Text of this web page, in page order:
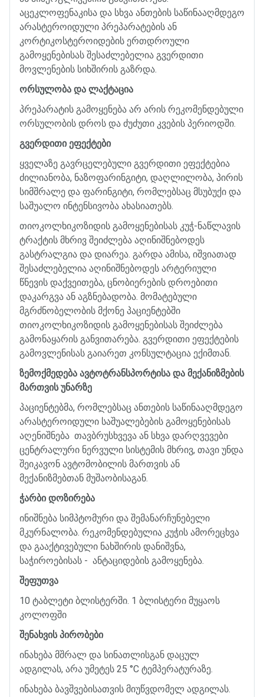
აცეკლოფენაკისა და სხვა ანთების საწინააღმდეგო
არასტეროიდული პრეპარატების ან
კორტიკოსტეროიდების ერთდროული
გამოყენებისას შესაძლებელია გვერდითი
მოვლენების სიხშირის გაზრდა.
ორსულობა და ლაქტაცია
პრეპარატის გამოყენება არ არის რეკომენდებული
ორსულობის დროს და ძუძუთი კვების პერიოდში.
გვერდითი ეფექტები
ყველაზე გავრცელებული გვერდითი ეფექტებია
ძილიანობა, ნაზოფარინგიტი, დაღლილობა, პირის
სიმშრალე და ფარინგიტი, რომლებსაც მსუბუქი და
საშუალო ინტენსივობა ახასიათებს.
თიოკოლხიკოზიდის გამოყენებისას კუჭ-ნაწლავის
ტრაქტის მხრივ შეიძლება აღინიშნებოდეს
გასტრალგია და დიარეა. გარდა ამისა, იშვიათად
შესაძლებელია აღინიშნებოდეს არტერიული
წნევის დაქვეითება, ცნობიერების დროებითი
დაკარგვა ან აგზნებადობა. მომატებული
მგრძნობელობის მქონე პაციენტებში
თიოკოლხიკოზიდის გამოყენებისას შეიძლება
გამონაყარის განვითარება. გვერდითი ეფექტების
გამოვლენისას გაიარეთ კონსულტაცია ექიმთან.
ზემოქმედება ავტოტრანსპორტისა და მექანიზმების
მართვის უნარზე
პაციენტებმა, რომლებსაც ანთების საწინააღმდეგო
არასტეროიდული საშუალებების გამოყენებისას
აღენიშნება თავბრუსხვევა ან სხვა დარღვევები
ცენტრალური ნერვული სისტემის მხრივ, თავი უნდა
შეიკავონ ავტომობილის მართვის ან
მექანიზმებთან მუშაობისაგან.
ჭარბი დოზირება
ინიშნება სიმპტომური და შემანარჩუნებელი
მკურნალობა. რეკომენდებულია კუჭის ამორეცხვა
და გააქტივებული ნახშირის დანიშვნა,
საჭიროებისას - ანტაციდების გამოყენება.
შეფუთვა
10 ტაბლეტი ბლისტერში. 1 ბლისტერი მუყაოს
კოლოფში
შენახვის პირობები
ინახება მშრალ და სინათლისგან დაცულ
ადგილას, არა უმეტეს 25 °C ტემპერატურაზე.
ინახება ბავშვებისათვის მიუწვდომელ ადგილას.